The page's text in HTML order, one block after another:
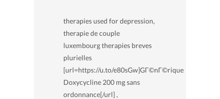
therapies used for depression,
therapie de couple
luxembourg therapies breves
plurielles
[url=https://u.to/e80sGw]GГ©nГ©rique
Doxycycline 200 mg sans
ordonnance[/url] ,